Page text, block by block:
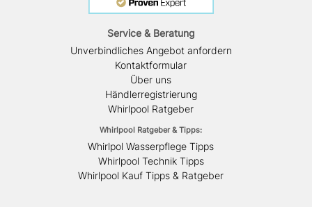
Service & Beratung
Unverbindliches Angebot anfordern
Kontaktformular
Über uns
Händlerregistrierung
Whirlpool Ratgeber
Whirlpool Ratgeber & Tipps:
Whirlpol Wasserpflege Tipps
Whirlpool Technik Tipps
Whirlpool Kauf Tipps & Ratgeber